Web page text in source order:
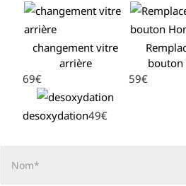
changement vitre
arrière
69€
bouton
59€
desoxydation49€